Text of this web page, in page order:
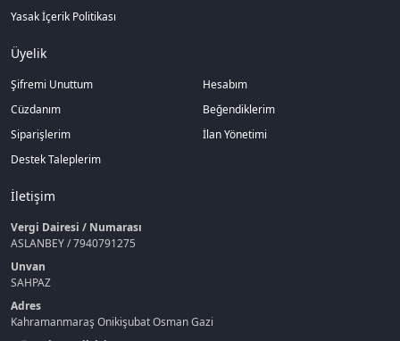
Yasak İçerik Politikası
Üyelik
Şifremi Unuttum
Hesabım
Cüzdanım
Beğendiklerim
Siparişlerim
İlan Yönetimi
Destek Taleplerim
İletişim
Vergi Dairesi / Numarası
ASLANBEY / 7940791275
Unvan
SAHPAZ
Adres
Kahramanmaraş Onikişubat Osman Gazi